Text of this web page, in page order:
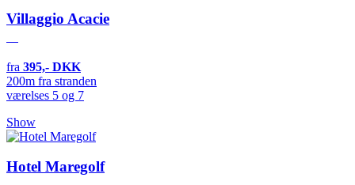
Villaggio Acacie
fra 395,- DKK
200m fra stranden
værelses 5 og 7
Show
Hotel Maregolf